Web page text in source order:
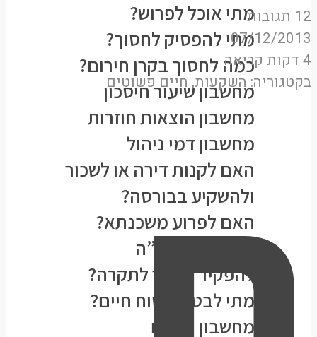
מתי אוכל לפרוש?
מתי להפסיק לחסוך?
כמה לחסוך בקרן חירום?
מחשבון שיעור חיסכון
מחשבון הוצאות חוזרות
מחשבון דמי ניהול
האם לקנות דירה או לשכור
ולהשקיע בבורסה?
האם לפרוע משכנתא?
כדאיות קופגל”ה
להפקיד מעבר לתקרה?
מתי לבטל ביטוח חיים?
מחשבון תזרים
12 תגובות
07/12/2013
4 דקות קריאה
בקטגוריה:השקעות,חיים פשוטים